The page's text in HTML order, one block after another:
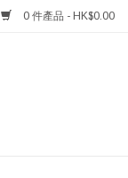
0 件產品 - HK$0.00